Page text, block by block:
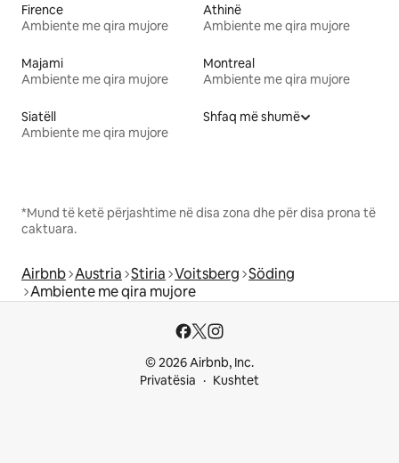
Firence
Ambiente me qira mujore
Athinë
Ambiente me qira mujore
Majami
Ambiente me qira mujore
Montreal
Ambiente me qira mujore
Siatëll
Ambiente me qira mujore
Shfaq më shumë
*Mund të ketë përjashtime në disa zona dhe për disa prona të
caktuara.
Airbnb Austria Stiria Voitsberg Söding
Ambiente me qira mujore
© 2026 Airbnb, Inc.
Privatësia
Kushtet